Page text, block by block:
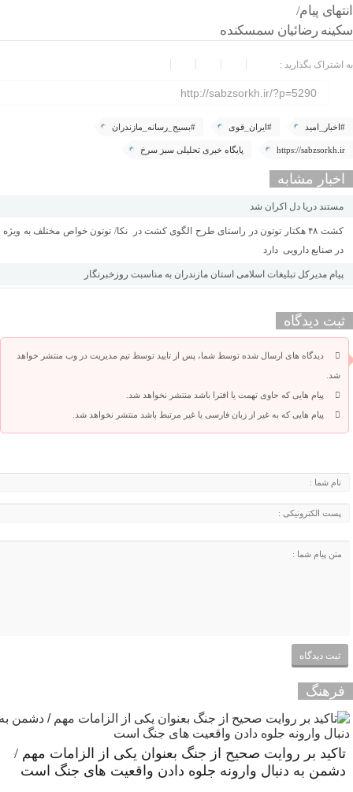
انتهای پیام/
سکینه رضائیان سمسکنده
به اشتراک بگذارید :
http://sabzsorkh.ir/?p=5290
#اخبار_امید #ایران_قوی #بسیج_رسانه_مازندران
https://sabzsorkh.ir پایگاه خبری تحلیلی سبز سرخ
اخبار مشابه
مستند دریا دل اکران شد
کشت ۴۸ هکتار توتون در راستای طرح الگوی کشت در نکا/ توتون خواص مختلف به ویژه
در صنایع دارویی دارد
پیام مدیرکل تبلیغات اسلامی استان مازندران به مناسبت روزخبرنگار
ثبت دیدگاه
دیدگاه های ارسال شده توسط شما، پس از تایید توسط تیم مدیریت در وب منتشر خواهد
شد.
پیام هایی که حاوی تهمت یا افترا باشد منتشر نخواهد شد.
پیام هایی که به غیر از زبان فارسی یا غیر مرتبط باشد منتشر نخواهد شد.
فرهنگ
تاکید بر روایت صحیح از جنگ بعنوان یکی از الزامات مهم /
دشمن به دنبال وارونه جلوه دادن واقعیت های جنگ است